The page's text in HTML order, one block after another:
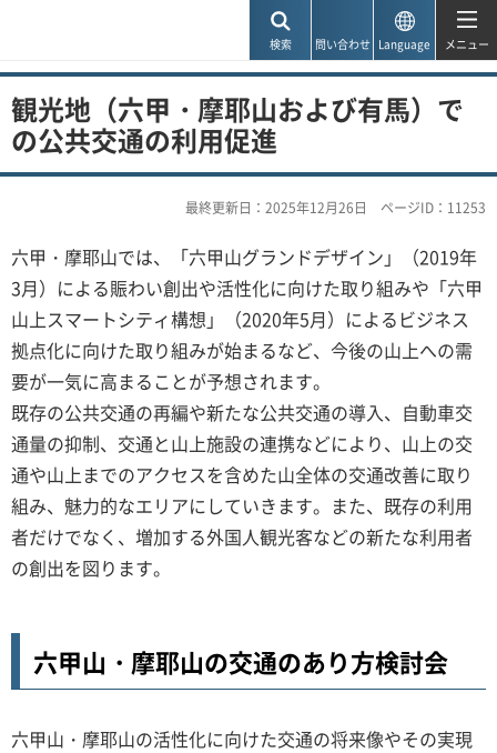
検索 問い合わせ Language メニュー
観光地（六甲・摩耶山および有馬）で
の公共交通の利用促進
最終更新日：2025年12月26日 ページID：11253
六甲・摩耶山では、「六甲山グランドデザイン」（2019年
3月）による賑わい創出や活性化に向けた取り組みや「六甲
山上スマートシティ構想」（2020年5月）によるビジネス
拠点化に向けた取り組みが始まるなど、今後の山上への需
要が一気に高まることが予想されます。
既存の公共交通の再編や新たな公共交通の導入、自動車交
通量の抑制、交通と山上施設の連携などにより、山上の交
通や山上までのアクセスを含めた山全体の交通改善に取り
組み、魅力的なエリアにしていきます。また、既存の利用
者だけでなく、増加する外国人観光客などの新たな利用者
の創出を図ります。
六甲山・摩耶山の交通のあり方検討会
六甲山・摩耶山の活性化に向けた交通の将来像やその実現